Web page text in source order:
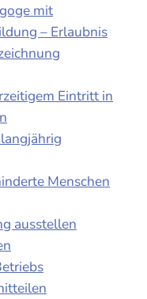
mit
– Erlaubnis
Eintritt in
Menschen
ausstellen